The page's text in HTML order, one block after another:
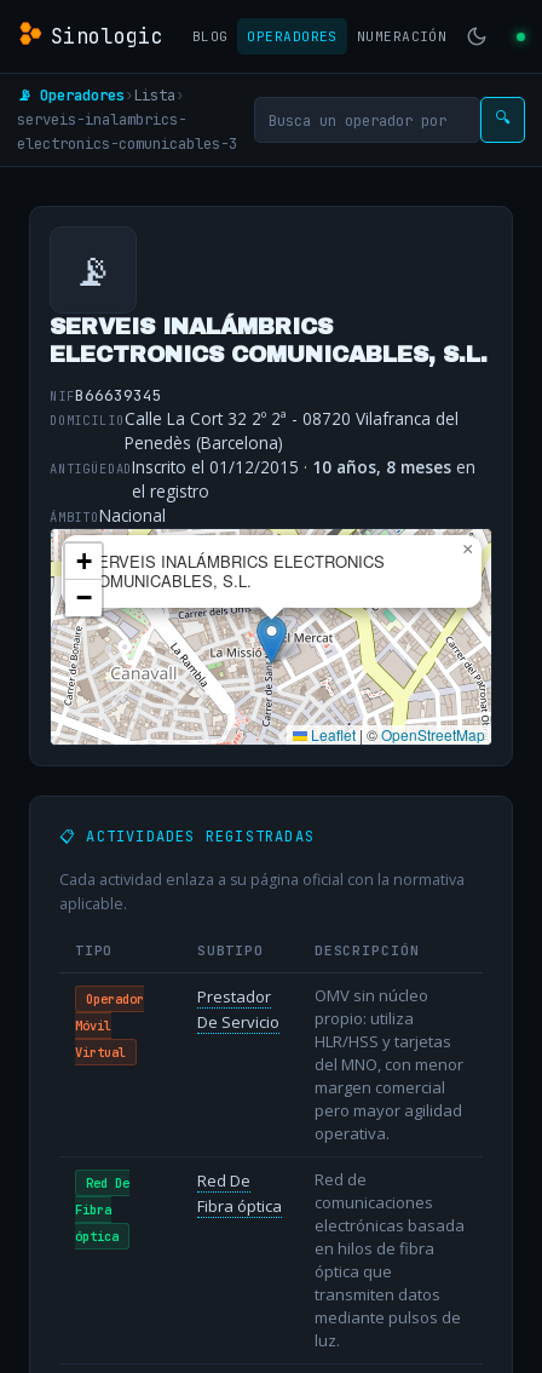
Sinologic BLOG OPERADORES NUMERACIÓN
📡 Operadores› Lista›
serveis-inalambrics-
electronics-comunicables-3
🔍
📡
SERVEIS INALÁMBRICS
ELECTRONICS COMUNICABLES, S.L.
NIFB66639345
DOMICILIOCalle La Cort 32 2º 2ª - 08720 Vilafranca del
Penedès (Barcelona)
ANTIGÜEDADInscrito el 01/12/2015 · 10 años, 8 meses en
el registro
ÁMBITONacional
SERVEIS INALÁMBRICS ELECTRONICS
COMUNICABLES, S.L.
×
+
−
Leaflet | ©OpenStreetMap
📋 ACTIVIDADES REGISTRADAS
Cada actividad enlaza a su página oficial con la normativa
aplicable.
TIPO SUBTIPO DESCRIPCIÓN
Operador
Móvil
Virtual
Prestador
De Servicio
OMV sin núcleo
propio: utiliza
HLR/HSS y tarjetas
del MNO, con menor
margen comercial
pero mayor agilidad
operativa.
Red De
Fibra
óptica
Red De
Fibra óptica
Red de
comunicaciones
electrónicas basada
en hilos de fibra
óptica que
transmiten datos
mediante pulsos de
luz.